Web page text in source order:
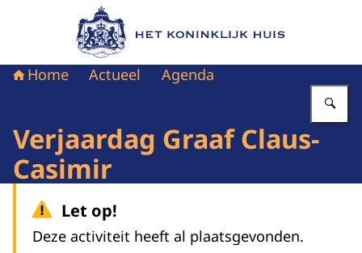
Naar de homepage van Het Koninklijk Huis
Home Actueel Agenda
Verjaardag Graaf Claus-
Casimir
Let op!
Deze activiteit heeft al plaatsgevonden.